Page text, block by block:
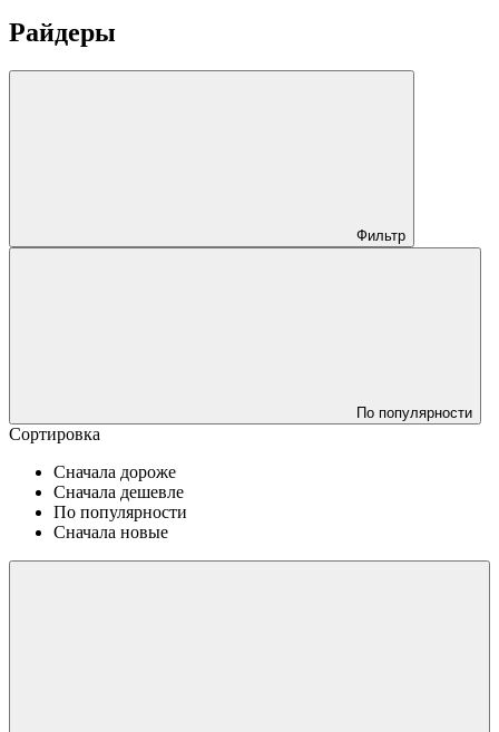
Райдеры
Фильтр
По популярности
Сортировка
Сначала дороже
Сначала дешевле
По популярности
Сначала новые